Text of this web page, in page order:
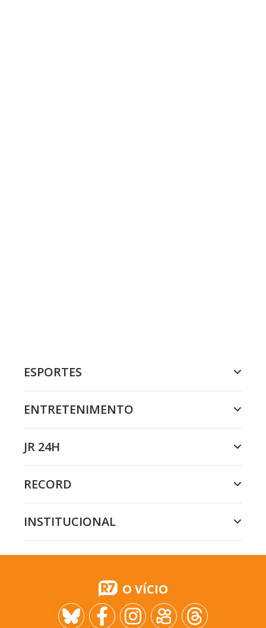
ESPORTES
ENTRETENIMENTO
JR 24H
RECORD
INSTITUCIONAL
O VÍCIO